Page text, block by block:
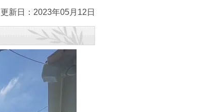
更新日：2023年05月12日